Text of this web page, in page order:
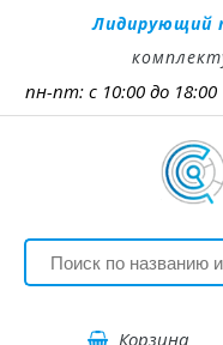
Лидирующий
пн-пт: с 10:00 до
Корзина